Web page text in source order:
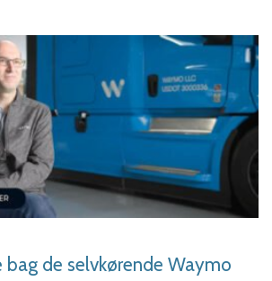
LÆS MERE
bag de selvkørende Waymo